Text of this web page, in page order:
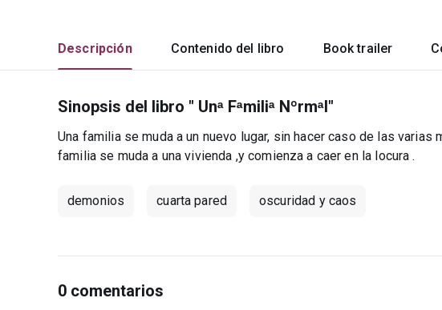
Descripción Contenido del libro Book trailer
Sinopsis del libro " Unᵃ Fᵃmiliᵃ Nºrmᵃl"
Una familia se muda a un nuevo lugar, sin hacer caso de las varias
familia se muda a una vivienda ,y comienza a caer en la locura .
demonios cuarta pared oscuridad y caos
0 comentarios